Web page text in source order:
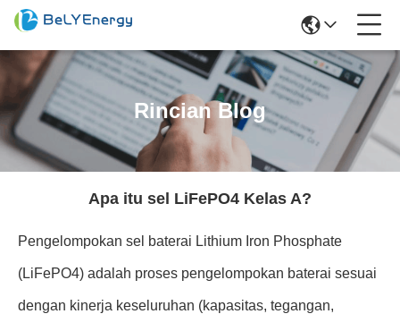
Rincian Blog
Apa itu sel LiFePO4 Kelas A?
Pengelompokan sel baterai Lithium Iron Phosphate
(LiFePO4) adalah proses pengelompokan baterai sesuai
dengan kinerja keseluruhan (kapasitas, tegangan,